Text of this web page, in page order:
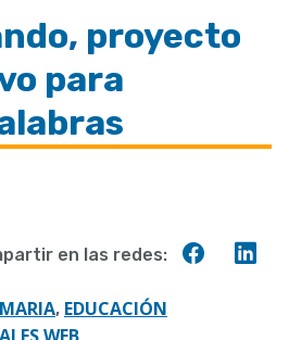
proyecto
para
en las redes:
, EDUCACIÓN